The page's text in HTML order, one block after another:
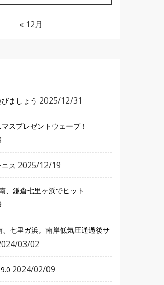
« 12月
ましょう 2025/12/31
スプレゼントウェーブ！
ス 2025/12/19
、鎌倉七里ヶ浜でヒット
七里ガ浜。南岸低気圧通過後サ
03/02
2024/02/09